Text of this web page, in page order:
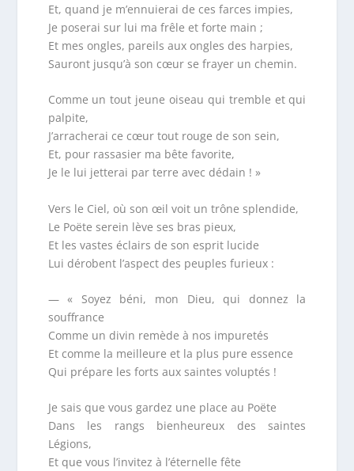
Et, quand je m’ennuierai de ces farces impies,
Je poserai sur lui ma frêle et forte main ;
Et mes ongles, pareils aux ongles des harpies,
Sauront jusqu’à son cœur se frayer un chemin.
Comme un tout jeune oiseau qui tremble et qui
palpite,
J’arracherai ce cœur tout rouge de son sein,
Et, pour rassasier ma bête favorite,
Je le lui jetterai par terre avec dédain ! »
Vers le Ciel, où son œil voit un trône splendide,
Le Poëte serein lève ses bras pieux,
Et les vastes éclairs de son esprit lucide
Lui dérobent l’aspect des peuples furieux :
— « Soyez béni, mon Dieu, qui donnez la
souffrance
Comme un divin remède à nos impuretés
Et comme la meilleure et la plus pure essence
Qui prépare les forts aux saintes voluptés !
Je sais que vous gardez une place au Poëte
Dans les rangs bienheureux des saintes
Légions,
Et que vous l’invitez à l’éternelle fête